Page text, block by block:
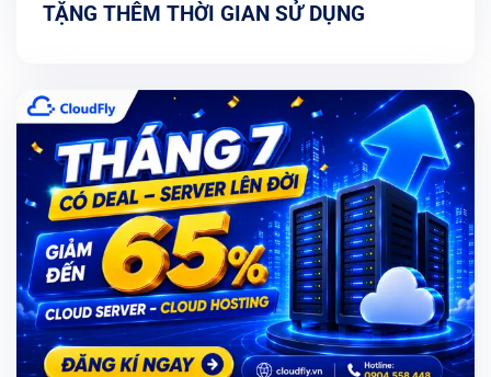
TẶNG THÊM THỜI GIAN SỬ DỤNG